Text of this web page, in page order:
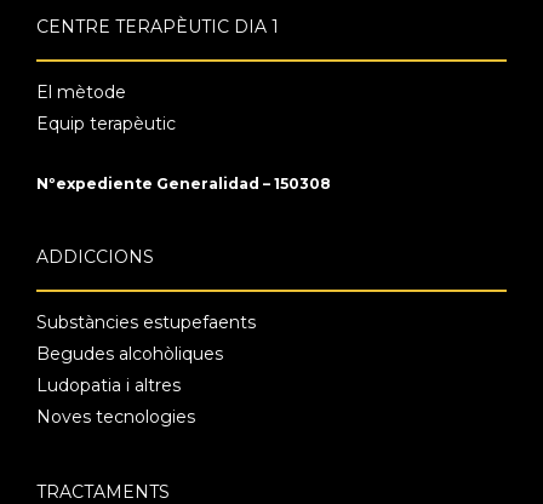
CENTRE TERAPÈUTIC DIA 1
El mètode
Equip terapèutic
Nºexpediente Generalidad – 150308
ADDICCIONS
Substàncies estupefaents
Begudes alcohòliques
Ludopatia i altres
Noves tecnologies
TRACTAMENTS